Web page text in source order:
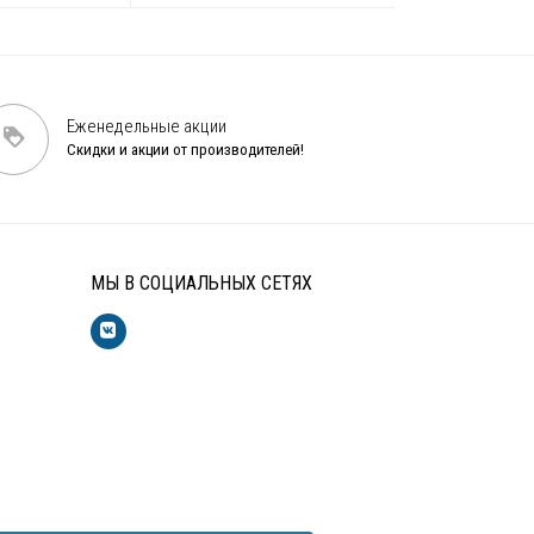
Еженедельные акции
Скидки и акции от производителей!
МЫ В СОЦИАЛЬНЫХ СЕТЯХ